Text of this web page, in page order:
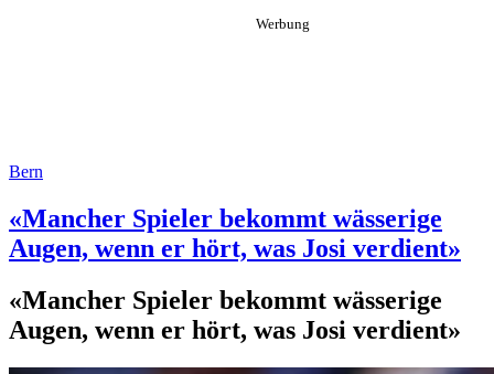
Bern
«Mancher Spieler bekommt wässerige
Augen, wenn er hört, was Josi verdient»
«Mancher Spieler bekommt wässerige
Augen, wenn er hört, was Josi verdient»